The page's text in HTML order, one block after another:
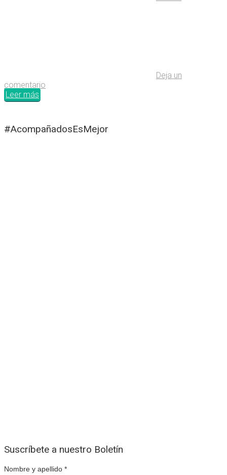
Deja un
comentario
Leer más
#AcompañadosEsMejor
Suscríbete a nuestro Boletín
Nombre y apellido *